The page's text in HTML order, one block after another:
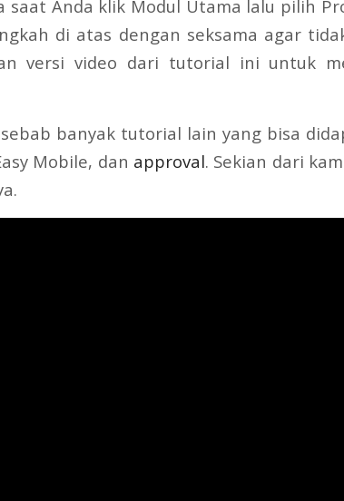
saat Anda klik Modul Utama lalu pilih
di atas dengan seksama agar
versi video dari tutorial ini untuk
banyak tutorial lain yang bisa
Mobile, dan approval. Sekian dari